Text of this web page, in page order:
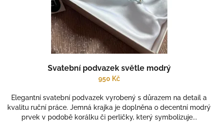
Svatební podvazek světle modrý
950 Kč
Elegantní svatební podvazek vyrobený s důrazem na detail a
kvalitu ruční práce. Jemná krajka je doplněna o decentní modrý
prvek v podobě korálku či perličky, který symbolizuje...